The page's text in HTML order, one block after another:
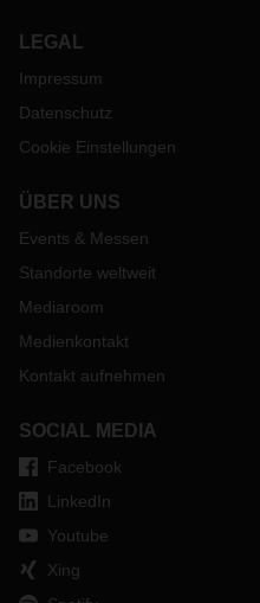
LEGAL
Impressum
Datenschutz
Cookie Einstellungen
ÜBER UNS
Events & Messen
Standorte weltweit
Mediaroom
Medienkontakt
Kontakt aufnehmen
SOCIAL MEDIA
Facebook
LinkedIn
Youtube
Xing